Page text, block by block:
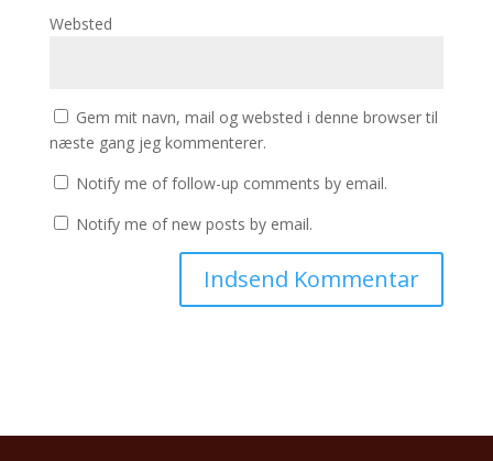
Websted
Gem mit navn, mail og websted i denne browser til
næste gang jeg kommenterer.
Notify me of follow-up comments by email.
Notify me of new posts by email.